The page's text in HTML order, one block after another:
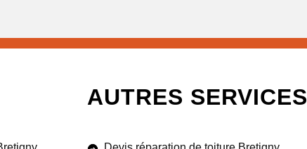
AUTRES SERVICES